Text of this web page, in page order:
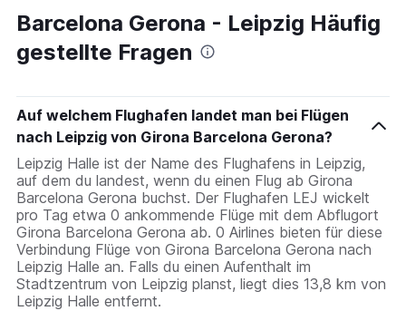
Barcelona Gerona - Leipzig Häufig
gestellte Fragen
Auf welchem Flughafen landet man bei Flügen
nach Leipzig von Girona Barcelona Gerona?
Leipzig Halle ist der Name des Flughafens in Leipzig,
auf dem du landest, wenn du einen Flug ab Girona
Barcelona Gerona buchst. Der Flughafen LEJ wickelt
pro Tag etwa 0 ankommende Flüge mit dem Abflugort
Girona Barcelona Gerona ab. 0 Airlines bieten für diese
Verbindung Flüge von Girona Barcelona Gerona nach
Leipzig Halle an. Falls du einen Aufenthalt im
Stadtzentrum von Leipzig planst, liegt dies 13,8 km von
Leipzig Halle entfernt.